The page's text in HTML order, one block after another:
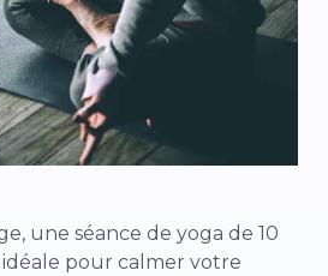
une séance de yoga de 10
pour calmer votre